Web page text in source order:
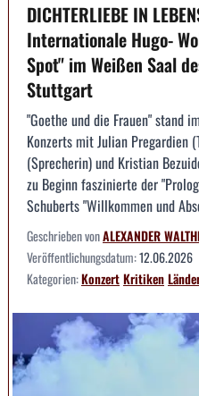
DICHTERLIEBE IN
Internationale Hugo-
Spot" im Weißen Saal
Stuttgart
"Goethe und die Frauen" stand
Konzerts mit Julian Pregardien
(Sprecherin) und Kristian
zu Beginn faszinierte der
Schuberts "Willkommen und
Geschrieben vonALEXANDER
Veröffentlichungsdatum:12.06.2026
Kategorien:KonzertKritiken